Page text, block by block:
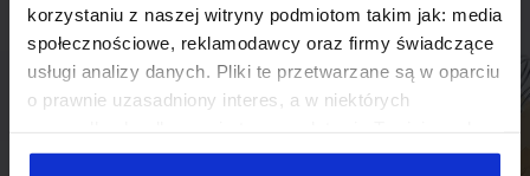
korzystaniu z naszej witryny podmiotom takim jak: media
społecznościowe, reklamodawcy oraz firmy świadczące
usługi analizy danych. Pliki te przetwarzane są w oparciu
o prawnie uzasadniony interes, a w niektórych
Niektóre z plików cookies dostarczane i przetwarzane są